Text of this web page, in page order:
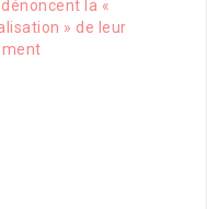
la «
» de leur